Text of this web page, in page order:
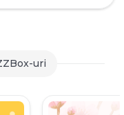
uri